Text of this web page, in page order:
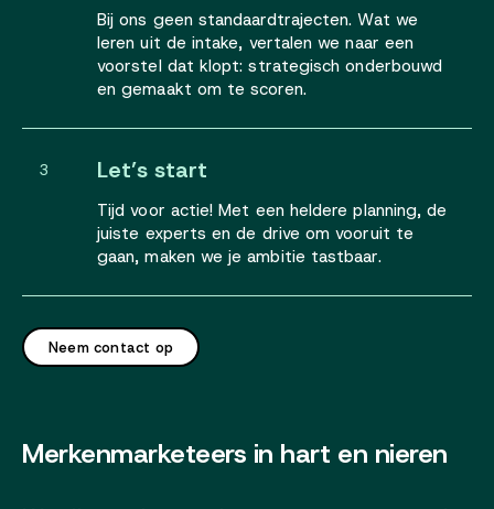
Bij ons geen standaardtrajecten. Wat we
leren uit de intake, vertalen we naar een
voorstel dat klopt: strategisch onderbouwd
en gemaakt om te scoren.
3 Let’s start
Tijd voor actie! Met een heldere planning, de
juiste experts en de drive om vooruit te
gaan, maken we je ambitie tastbaar.
Neem contact op
Merkenmarketeers in hart en nieren